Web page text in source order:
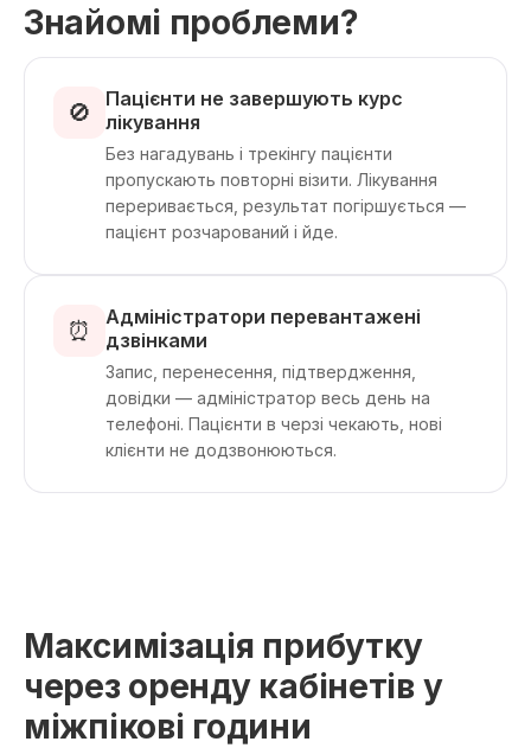
Знайомі проблеми?
🚫
Пацієнти не завершують курс
лікування
Без нагадувань і трекінгу пацієнти
пропускають повторні візити. Лікування
переривається, результат погіршується —
пацієнт розчарований і йде.
⏰
Адміністратори перевантажені
дзвінками
Запис, перенесення, підтвердження,
довідки — адміністратор весь день на
телефоні. Пацієнти в черзі чекають, нові
клієнти не додзвонюються.
Максимізація прибутку
через оренду кабінетів у
міжпікові години